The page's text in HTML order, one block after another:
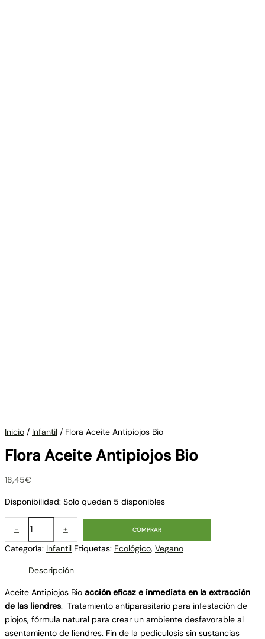
Inicio / Infantil / Flora Aceite Antipiojos Bio
Flora Aceite Antipiojos Bio
18,45€
Disponibilidad: Solo quedan 5 disponibles
- + COMPRAR
Categoría: Infantil Etiquetas: Ecológico, Vegano
Descripción
Aceite Antipiojos Bio acción eficaz e inmediata en la extracción
de las liendres. Tratamiento antiparasitario para infestación de
piojos, fórmula natural para crear un ambiente desfavorable al
asentamiento de liendres. Fin de la pediculosis sin sustancias